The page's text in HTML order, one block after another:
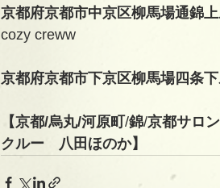
京都府京都市中京区柳馬場通錦上
cozy creww
京都府京都市下京区柳馬場四条
【京都/烏丸/河原町 /錦/京都サロ
クルー　八田ほのか】